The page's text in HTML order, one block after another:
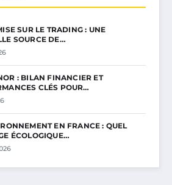
SUR LE TRADING : UNE
SOURCE DE…
: BILAN FINANCIER ET
CLÉS POUR…
EN FRANCE : QUEL
ÉCOLOGIQUE…